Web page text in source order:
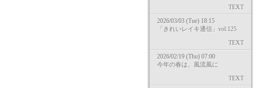
TEXT
2026/03/03 (Tue) 18:15
「きれいレイキ通信」vol.125
TEXT
2026/02/19 (Thu) 07:00
今年の春は、風流風に
TEXT